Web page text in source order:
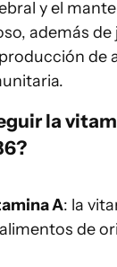
y el
además de
de
la
A: la
de